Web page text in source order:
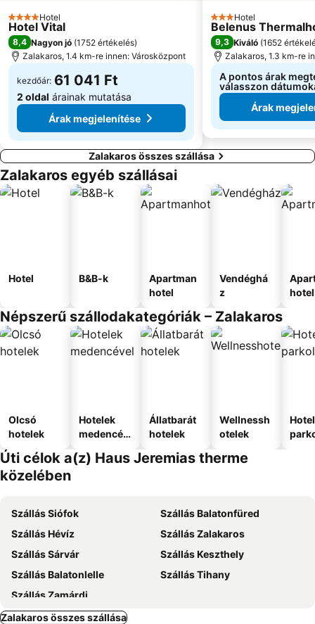
4 Kategória
Hotel
Hotel Vital
8,4 Nagyon jó (1752 értékelés)
Zalakaros, 1.4 km-re innen: Városközpont
kezdőár: 61 041 Ft
2 oldal árainak mutatása
Árak megjelenítése
3 Kategória
Hotel
Belenus
9,3 Kiváló (1652
Zalakaros, 1.3 km-re
A pontos árak
válasszon
Árak
Zalakaros összes szállása
Zalakaros egyéb szállásai
Hotel B&B-k
Apartman
hotel
Vendéghá
z
hotel
Népszerű szállodakategóriák – Zalakaros
Olcsó
hotelek
Hotelek
medencév
Állatbarát
hotelek
Wellnessh
otelek
Úti célok a(z) Haus Jeremias therme
közelében
Szállás Siófok
Szállás Balatonfüred
Szállás Hévíz
Szállás Zalakaros
Szállás Sárvár
Szállás Keszthely
Szállás Balatonlelle
Szállás Tihany
Szállás Zamárdi
Zalakaros összes szállása